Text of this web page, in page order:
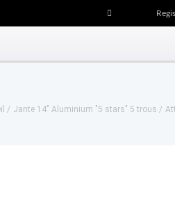
Jante 14" Aluminium "5 stars" 5 trous